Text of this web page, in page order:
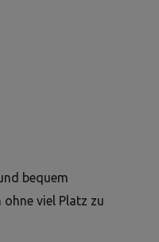
bequem
viel Platz zu